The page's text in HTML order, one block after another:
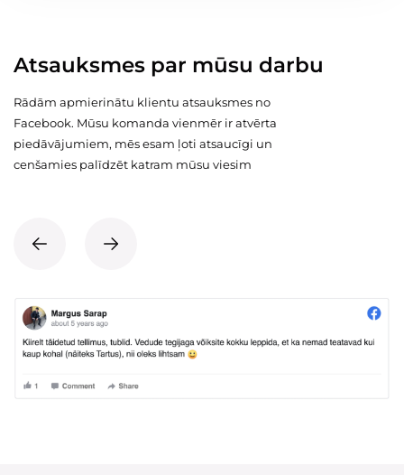
Atsauksmes par mūsu darbu
Rādām apmierinātu klientu atsauksmes no
Facebook. Mūsu komanda vienmēr ir atvērta
piedāvājumiem, mēs esam ļoti atsaucīgi un
cenšamies palīdzēt katram mūsu viesim